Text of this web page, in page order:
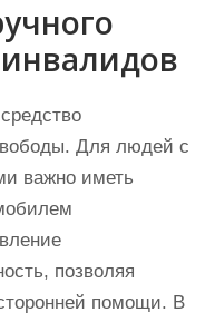
Для людей с
важно иметь
позволяя
помощи. В